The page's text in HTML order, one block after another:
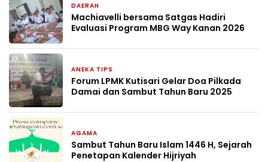
DAERAH
Machiavelli bersama Satgas Hadiri
Evaluasi Program MBG Way Kanan 2026
ANEKA TIPS
Forum LPMK Kutisari Gelar Doa Pilkada
Damai dan Sambut Tahun Baru 2025
AGAMA
Sambut Tahun Baru Islam 1446 H, Sejarah
Penetapan Kalender Hijriyah